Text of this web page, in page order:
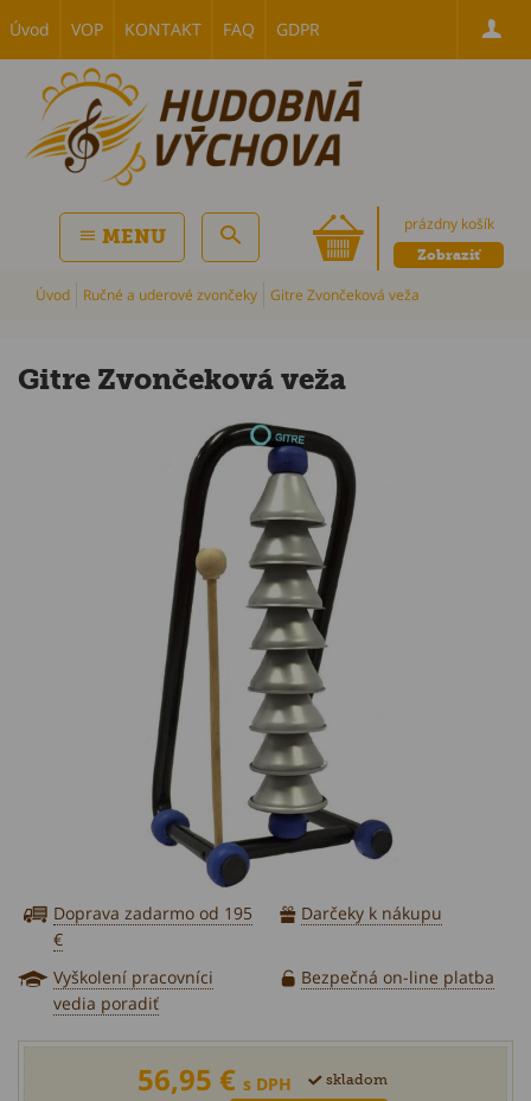
Úvod VOP KONTAKT FAQ GDPR
prázdny košík
Zobraziť
MENU
Úvod Ručné a uderové zvončeky Gitre Zvončeková veža
Gitre Zvončeková veža
Doprava zadarmo od 195
€
Darčeky k nákupu
Vyškolení pracovníci
vedia poradiť
Bezpečná on-line platba
56,95 € s DPH skladom